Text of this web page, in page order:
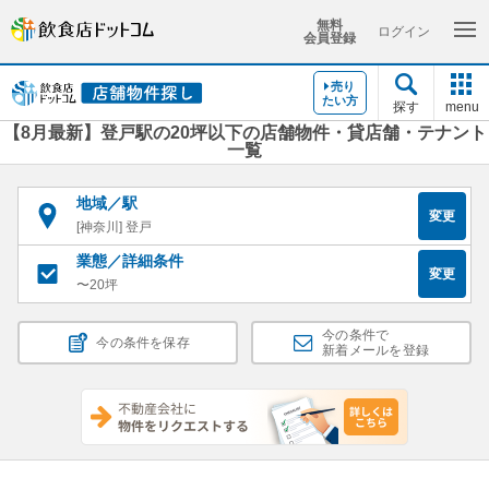
無料
会員登録
ログイン
売り
たい方
探す menu
【8月最新】登戸駅の20坪以下の店舗物件・貸店舗・テナント
一覧
地域／駅
[神奈川] 登戸
変更
業態／詳細条件
〜20坪
変更
今の条件を保存
今の条件で
新着メールを登録